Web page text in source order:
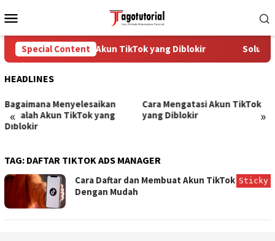
to
Menu
Special Content
Cara Mengatasi Akun TikTok yang Diblokir Solusi
HEADLINES
« »
Bagaimana Menyelesaikan
Masalah Akun TikTok yang
Diblokir
Cara Mengatasi Akun TikTok
yang Diblokir
TAG: DAFTAR TIKTOK ADS MANAGER
Cara Daftar dan Membuat Akun TikTok Ads
Dengan Mudah
Sticky